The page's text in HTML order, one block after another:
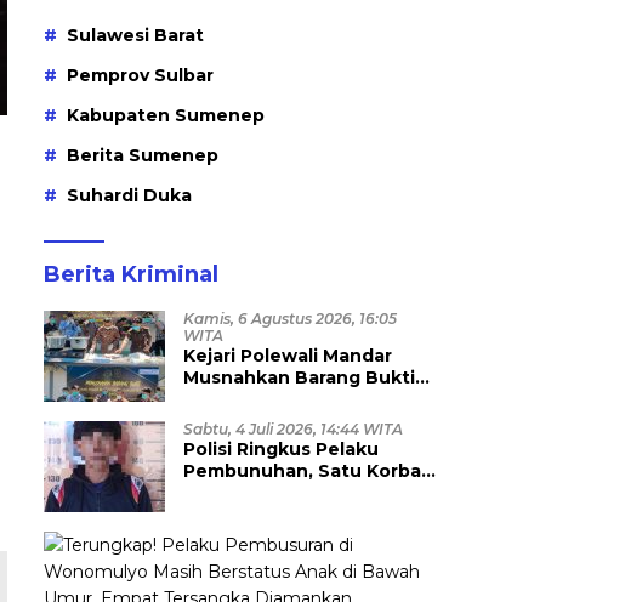
Sulawesi Barat
Pemprov Sulbar
Kabupaten Sumenep
Berita Sumenep
Suhardi Duka
Berita Kriminal
Kamis, 6 Agustus 2026, 16:05
WITA
Kejari Polewali Mandar
Musnahkan Barang Bukti
hingga Ribuan Obat Ilegal
Dimusnahkan
Sabtu, 4 Juli 2026, 14:44 WITA
Polisi Ringkus Pelaku
Pembunuhan, Satu Korban